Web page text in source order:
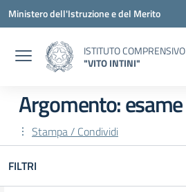
Vai ai contenuti
Vai al menu di navigazione
Vai al footer
Ministero dell'Istruzione e del Merito
ISTITUTO COMPRENSIVO
"VITO INTINI"
Argomento: esame
Stampa / Condividi
FILTRI